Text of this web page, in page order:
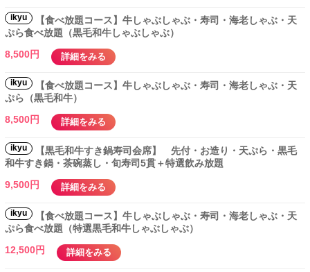
ikyu
【食べ放題コース】牛しゃぶしゃぶ・寿司・海老しゃぶ・天
ぷら食べ放題（黒毛和牛しゃぶしゃぶ）
8,500円
詳細をみる
ikyu
【食べ放題コース】牛しゃぶしゃぶ・寿司・海老しゃぶ・天
ぷら（黒毛和牛）
8,500円
詳細をみる
ikyu
【黒毛和牛すき鍋寿司会席】 先付・お造り・天ぷら・黒毛
和牛すき鍋・茶碗蒸し・旬寿司5貫＋特選飲み放題
9,500円
詳細をみる
ikyu
【食べ放題コース】牛しゃぶしゃぶ・寿司・海老しゃぶ・天
ぷら食べ放題（特選黒毛和牛しゃぶしゃぶ）
12,500円
詳細をみる